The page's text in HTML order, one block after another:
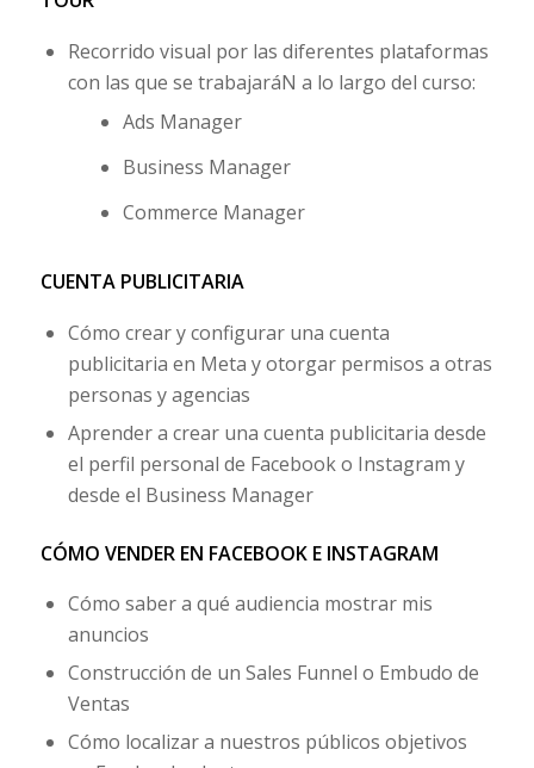
Recorrido visual por las diferentes plataformas
con las que se trabajaráN a lo largo del curso:
Ads Manager
Business Manager
Commerce Manager
CUENTA PUBLICITARIA
Cómo crear y configurar una cuenta
publicitaria en Meta y otorgar permisos a otras
personas y agencias
Aprender a crear una cuenta publicitaria desde
el perfil personal de Facebook o Instagram y
desde el Business Manager
CÓMO VENDER EN FACEBOOK E INSTAGRAM
Cómo saber a qué audiencia mostrar mis
anuncios
Construcción de un Sales Funnel o Embudo de
Ventas
Cómo localizar a nuestros públicos objetivos